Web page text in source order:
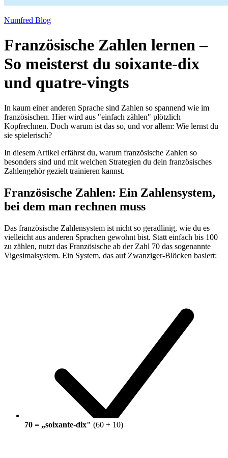
Numfred Blog
Französische Zahlen lernen –
So meisterst du soixante-dix
und quatre-vingts
In kaum einer anderen Sprache sind Zahlen so spannend wie im
französischen. Hier wird aus "einfach zählen" plötzlich
Kopfrechnen. Doch warum ist das so, und vor allem: Wie lernst du
sie spielerisch?
In diesem Artikel erfährst du, warum französische Zahlen so
besonders sind und mit welchen Strategien du dein französisches
Zahlengehör gezielt trainieren kannst.
Französische Zahlen: Ein Zahlensystem,
bei dem man rechnen muss
Das französische Zahlensystem ist nicht so geradlinig, wie du es
vielleicht aus anderen Sprachen gewohnt bist. Statt einfach bis 100
zu zählen, nutzt das Französische ab der Zahl 70 das sogenannte
Vigesimalsystem. Ein System, das auf Zwanziger-Blöcken basiert:
70 = „soixante-dix" (60 + 10)